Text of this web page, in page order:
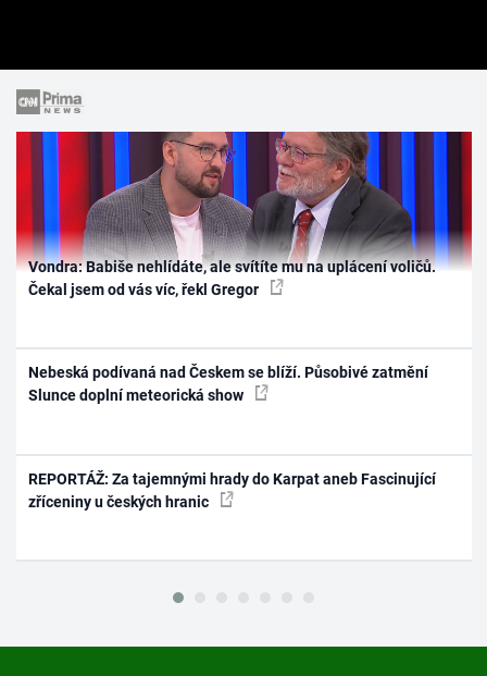
Vondra: Babiše nehlídáte, ale svítíte mu na uplácení voličů.
Čekal jsem od vás víc, řekl Gregor
Nebeská podívaná nad Českem se blíží. Působivé zatmění
Slunce doplní meteorická show
REPORTÁŽ: Za tajemnými hrady do Karpat aneb Fascinující
zříceniny u českých hranic